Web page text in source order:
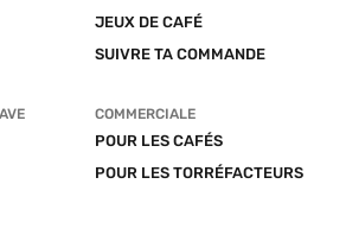
JEUX DE CAFÉ
SUIVRE TA COMMANDE
COMMERCIALE
POUR LES CAFÉS
POUR LES TORRÉFACTEURS